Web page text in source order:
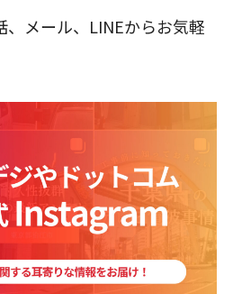
、メール、LINEからお気軽